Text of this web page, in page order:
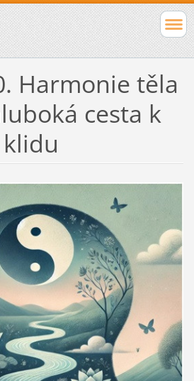
Harmonie těla
cesta k